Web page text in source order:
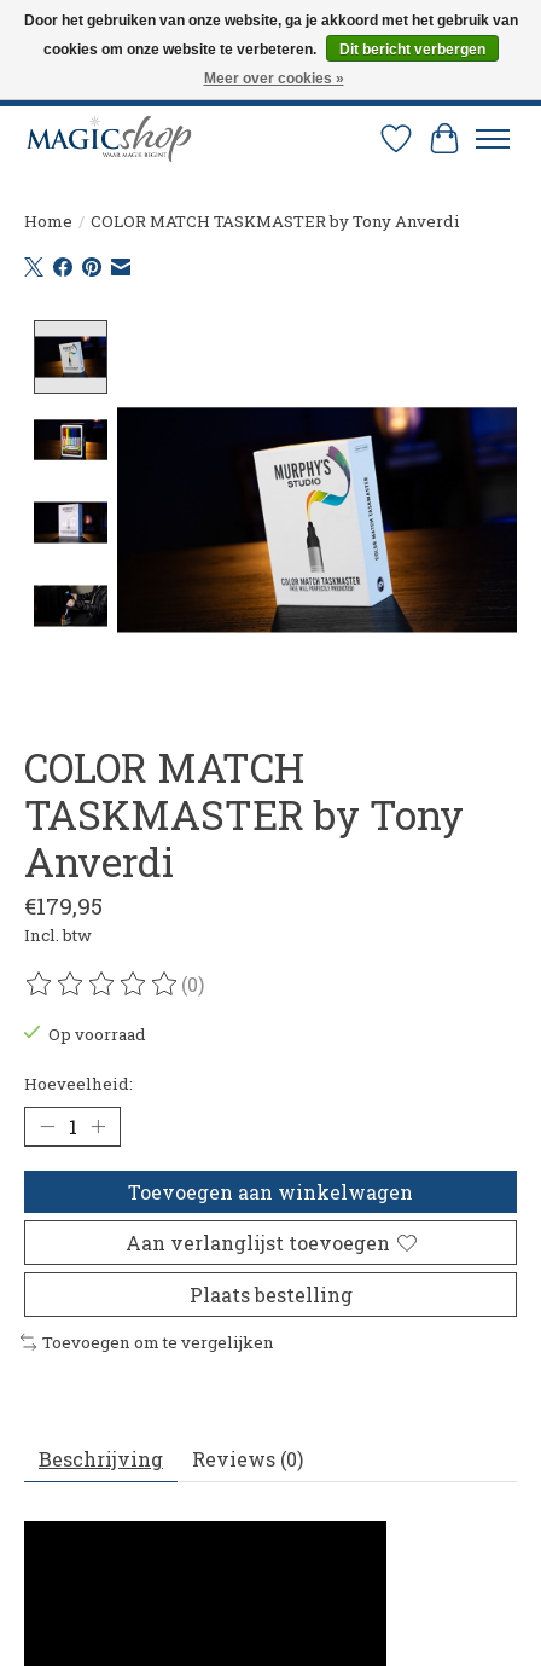
Altijd de nieuwste trucs op voorraad. Snelle verzending via PostNL en DHL.
Langskomen in onze winkel? Bel of mail om een afspraak te maken. 0251-
Verlanglijst
Home / COLOR MATCH TASKMASTER by Tony Anverdi
COLOR MATCH
TASKMASTER by Tony
Anverdi
€179,95
Incl. btw
De beoordeling van dit product is
(0)
Op voorraad
Hoeveelheid:
Toevoegen aan winkelwagen
Aan verlanglijst toevoegen
Plaats bestelling
Toevoegen om te vergelijken
Beschrijving Reviews (0)
Door het gebruiken van onze website, ga je akkoord met het gebruik van
cookies om onze website te verbeteren.
Dit bericht verbergen
Meer over cookies »